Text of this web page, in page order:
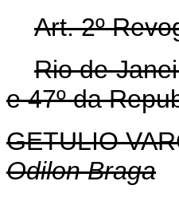
Art. 2º
Rio de
e 47º da
GETULIO
Odilon Braga